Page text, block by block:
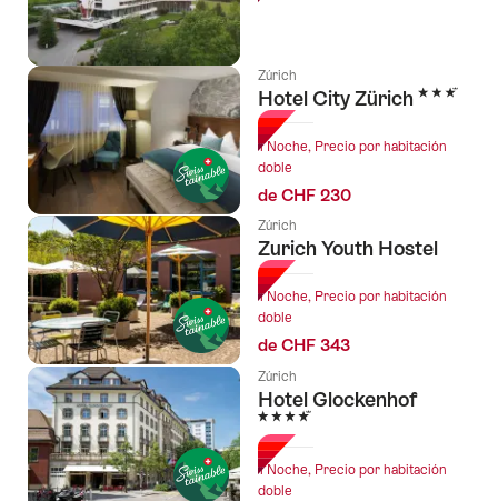
Zúrich
Hotel City Zürich 3 Estrellas
1 Noche, Precio por habitación
doble
de CHF 230
Zúrich
Zurich Youth Hostel
1 Noche, Precio por habitación
doble
de CHF 343
Zúrich
Hotel Glockenhof
4 Estrellas
1 Noche, Precio por habitación
doble